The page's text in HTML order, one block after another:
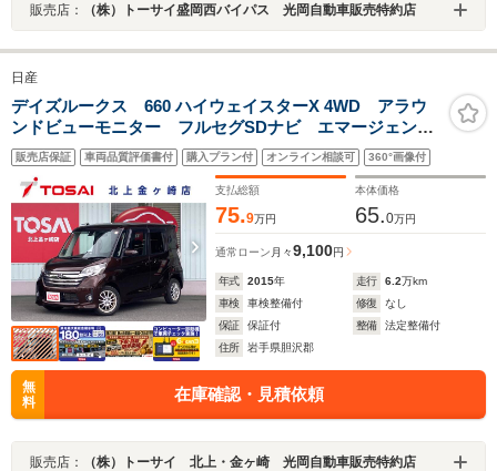
販売店： （株）トーサイ盛岡西バイパス 光岡自動車販売特約店
日産
デイズルークス 660 ハイウェイスターX 4WD アラウ
ンドビューモニター フルセグSDナビ エマージェンシ
ーブレーキ 両側パワースライドドア シートヒータ
ー HIDライト フロントフォグランプ サイドエアバッ
グ インテリジェントキー/プッシュスタート
販売店保証 車両品質評価書付 購入プラン付 オンライン相談可 360°画像付
支払総額
75.9万円
本体価格
65.0万円
通常ローン 月々9,100円
年式 2015年 走行 6.2万km
車検
車検整備付 修復
なし
保証
保証付 整備
法定整備付
住所
岩手県胆沢郡
無
料
在庫確認・見積依頼
販売店： （株）トーサイ 北上・金ヶ崎 光岡自動車販売特約店